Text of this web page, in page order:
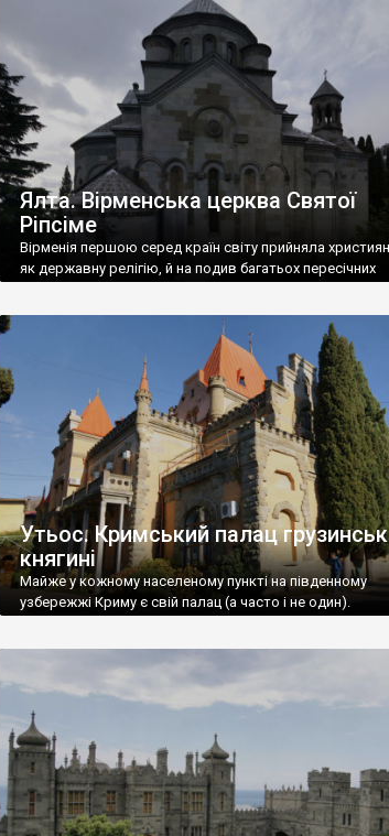
називаються «повстяками» (postaki)…” “Вино. Крим
виробляє відмінне вино і його вдосталь: воно все
легке біле і дуже […]
Ялта. Вірменська церква Святої
Ріпсіме
Вірменія першою серед країн світу прийняла
як державну релігію, й на подив багатьох пересічних
Утьос. Кримський палац
княгині
Майже у кожному населеному пункті на південному
узбережжі Криму є свій палац (а часто і не один).